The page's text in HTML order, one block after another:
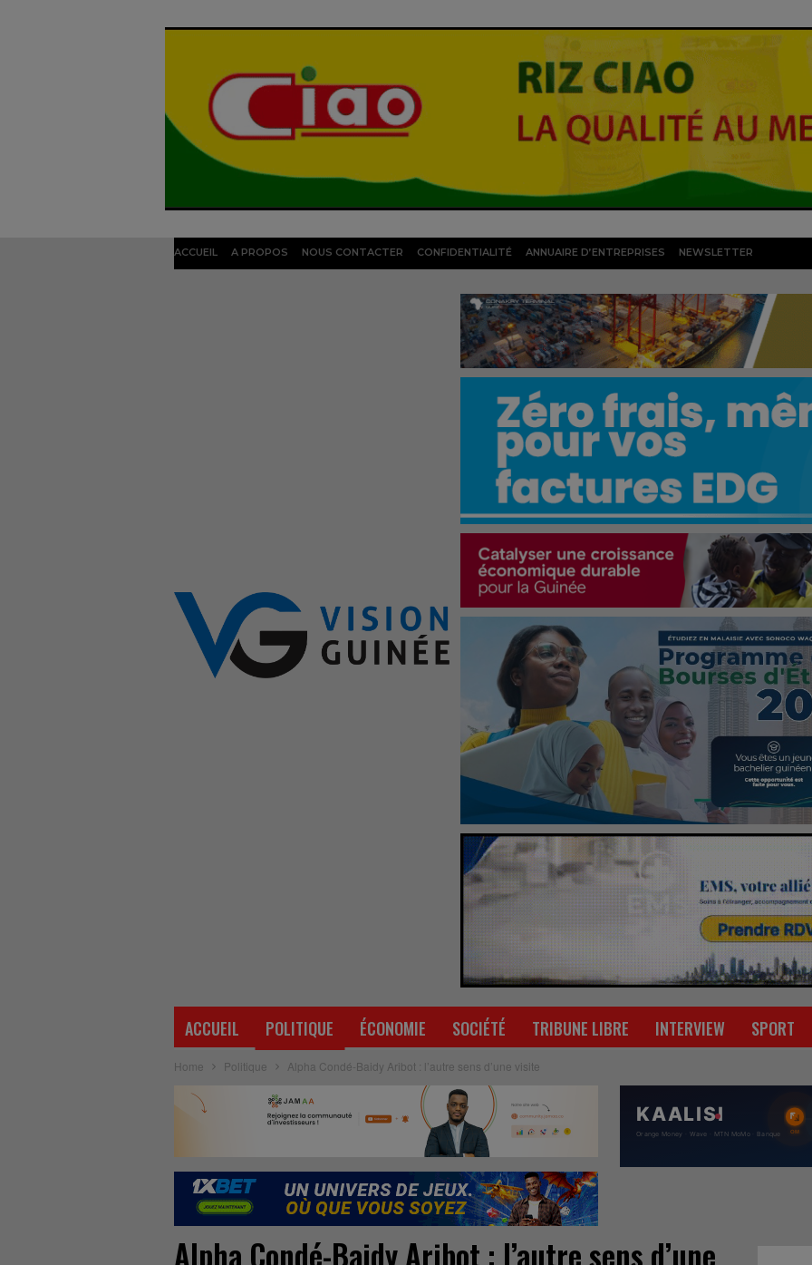
ACCUEIL A PROPOS NOUS CONTACTER CONFIDENTIALITÉ ANNUAIRE D’ENTREPRISES NEWSLETTER
ACCUEIL POLITIQUE ÉCONOMIE SOCIÉTÉ TRIBUNE LIBRE INTERVIEW SPORT
Home Politique Alpha Condé-Baidy Aribot : l’autre sens d’une visite
Alpha Condé-Baidy Aribot : l’autre sens d’une